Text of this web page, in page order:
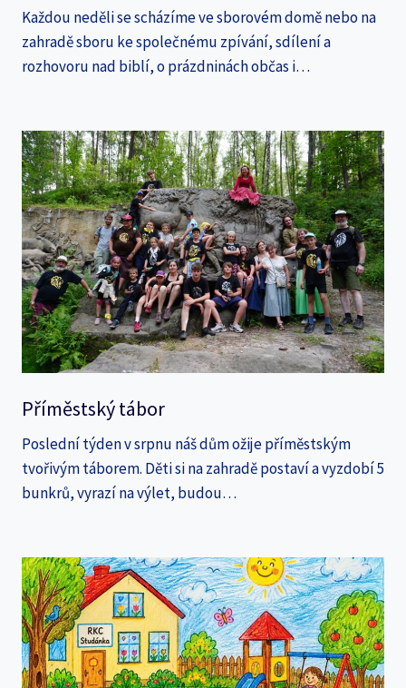
Každou neděli se scházíme ve sborovém domě nebo na
zahradě sboru ke společnému zpívání, sdílení a
rozhovoru nad biblí, o prázdninách občas i…
Příměstský tábor
Poslední týden v srpnu náš dům ožije příměstským
tvořivým táborem. Děti si na zahradě postaví a vyzdobí 5
bunkrů, vyrazí na výlet, budou…